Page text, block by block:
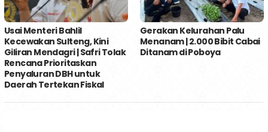
Usai Menteri Bahlil
Kecewakan Sulteng, Kini
Giliran Mendagri | Safri Tolak
Rencana Prioritaskan
Penyaluran DBH untuk
Daerah Tertekan Fiskal
Gerakan Kelurahan Palu
Menanam | 2.000 Bibit Cabai
Ditanam di Poboya